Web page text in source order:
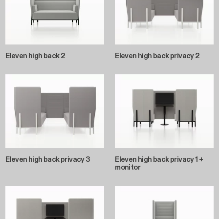
Eleven high back 2 Eleven high back privacy 2
Eleven high back privacy 3
Eleven high back privacy 1 +
monitor